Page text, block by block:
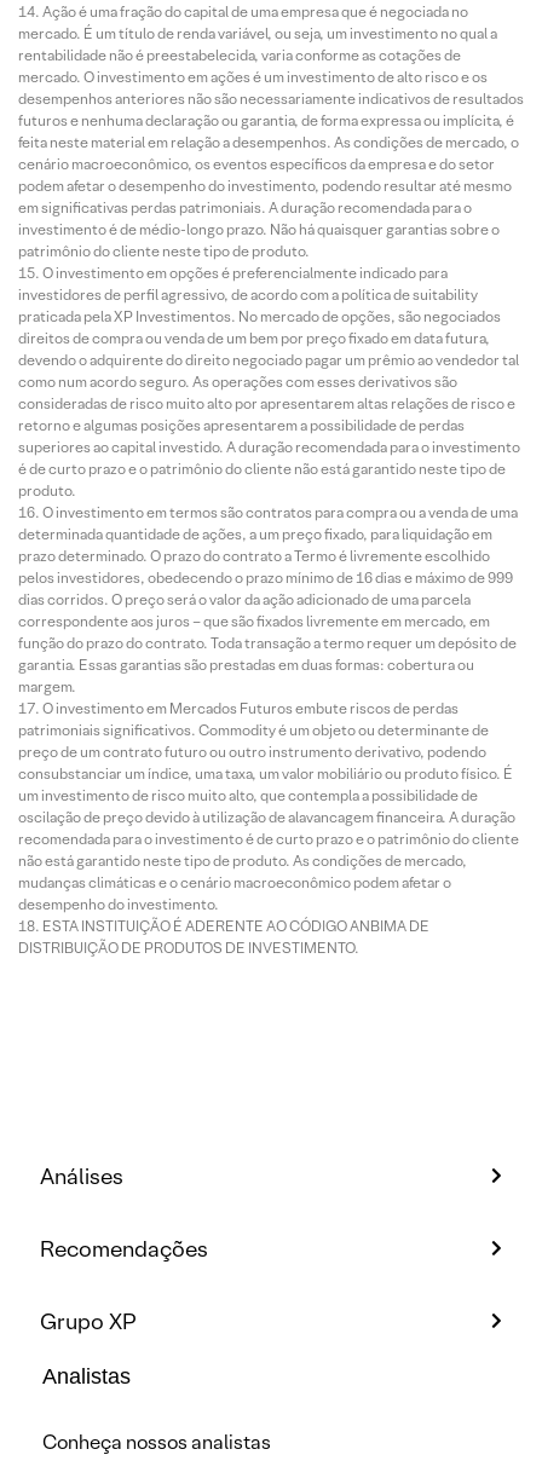
Ação é uma fração do capital de uma empresa que é negociada no
mercado. É um título de renda variável, ou seja, um investimento no qual a
rentabilidade não é preestabelecida, varia conforme as cotações de
mercado. O investimento em ações é um investimento de alto risco e os
desempenhos anteriores não são necessariamente indicativos de resultados
futuros e nenhuma declaração ou garantia, de forma expressa ou implícita, é
feita neste material em relação a desempenhos. As condições de mercado, o
cenário macroeconômico, os eventos específicos da empresa e do setor
podem afetar o desempenho do investimento, podendo resultar até mesmo
em significativas perdas patrimoniais. A duração recomendada para o
investimento é de médio-longo prazo. Não há quaisquer garantias sobre o
patrimônio do cliente neste tipo de produto.
O investimento em opções é preferencialmente indicado para
investidores de perfil agressivo, de acordo com a política de suitability
praticada pela XP Investimentos. No mercado de opções, são negociados
direitos de compra ou venda de um bem por preço fixado em data futura,
devendo o adquirente do direito negociado pagar um prêmio ao vendedor tal
como num acordo seguro. As operações com esses derivativos são
consideradas de risco muito alto por apresentarem altas relações de risco e
retorno e algumas posições apresentarem a possibilidade de perdas
superiores ao capital investido. A duração recomendada para o investimento
é de curto prazo e o patrimônio do cliente não está garantido neste tipo de
produto.
O investimento em termos são contratos para compra ou a venda de uma
determinada quantidade de ações, a um preço fixado, para liquidação em
prazo determinado. O prazo do contrato a Termo é livremente escolhido
pelos investidores, obedecendo o prazo mínimo de 16 dias e máximo de 999
dias corridos. O preço será o valor da ação adicionado de uma parcela
correspondente aos juros – que são fixados livremente em mercado, em
função do prazo do contrato. Toda transação a termo requer um depósito de
garantia. Essas garantias são prestadas em duas formas: cobertura ou
margem.
O investimento em Mercados Futuros embute riscos de perdas
patrimoniais significativos. Commodity é um objeto ou determinante de
preço de um contrato futuro ou outro instrumento derivativo, podendo
consubstanciar um índice, uma taxa, um valor mobiliário ou produto físico. É
um investimento de risco muito alto, que contempla a possibilidade de
oscilação de preço devido à utilização de alavancagem financeira. A duração
recomendada para o investimento é de curto prazo e o patrimônio do cliente
não está garantido neste tipo de produto. As condições de mercado,
mudanças climáticas e o cenário macroeconômico podem afetar o
desempenho do investimento.
ESTA INSTITUIÇÃO É ADERENTE AO CÓDIGO ANBIMA DE
DISTRIBUIÇÃO DE PRODUTOS DE INVESTIMENTO.
Análises
Recomendações
Grupo XP
Analistas
Conheça nossos analistas